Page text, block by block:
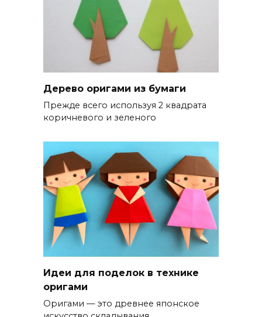
Дерево оригами из бумаги
Прежде всего используя 2 квадрата
коричневого и зеленого
Идеи для поделок в технике
оригами
Оригами — это древнее японское